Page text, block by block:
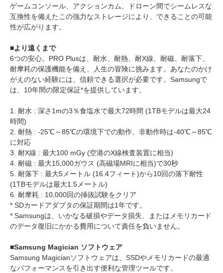
ゲームコンソール、アクションカム、ドローン間でシームレスな
互換性を備えたこの強力なストレージにより、できることの可能
性が広がります。
■より遠くまで
6つの安心。PRO Plusは、耐水、耐熱、耐X線、耐磁、耐落下、
耐摩耗の保護機能を備え、人生の冒険に挑みます。あなたのかけ
がえのない経験には、信頼できる選択が必要です。Samsungで
は、10年間の限定保証*を提供しています。
1. 耐水 : 深さ1mの3％食塩水で最大72時間 (1TBモデルは最大24
時間)
2. 耐熱 : -25℃～85℃の環境下での動作、非動作時は-40℃～85℃
に対応
3. 耐X線 : 最大100 mGy (空港のX線検査装置に相当)
4. 耐磁 : 最大15,000ガウス (高磁場MRIに相当)で30秒
5. 耐落下 : 最大5メートル (16.4フィート)から10回の落下耐性
(1TBモデルは最大1.5メートル)
6. 耐摩耗 : 10,000回の挿抜試験をクリア
* SDカードアダプタの保証期間は1年です。
* Samsungは、いかなる破損やデータ損失、またはメモリカード
のデータ復旧にかかる費用について責任を負いません。
■Samsung Magician ソフトウェア
Samsung Magicianソフトウェアは、SSDやメモリカードの最適
なパフォーマンスを引き出す便利な管理ツールです。